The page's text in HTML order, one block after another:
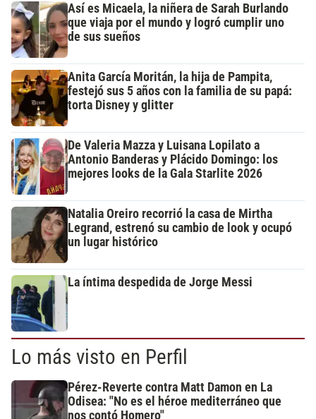
Así es Micaela, la niñera de Sarah Burlando
que viaja por el mundo y logró cumplir uno
de sus sueños
Anita García Moritán, la hija de Pampita,
festejó sus 5 años con la familia de su papá:
torta Disney y glitter
De Valeria Mazza y Luisana Lopilato a
Antonio Banderas y Plácido Domingo: los
mejores looks de la Gala Starlite 2026
Natalia Oreiro recorrió la casa de Mirtha
Legrand, estrenó su cambio de look y ocupó
un lugar histórico
La íntima despedida de Jorge Messi
Lo más visto en Perfil
Pérez-Reverte contra Matt Damon en La
Odisea: "No es el héroe mediterráneo que
nos contó Homero"